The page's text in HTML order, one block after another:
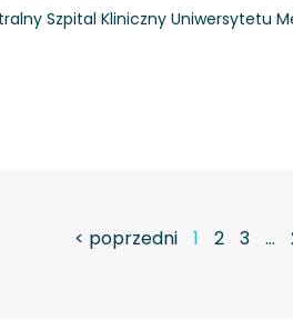
Szpital Kliniczny Uniwersytetu
< poprzedni 1 2 3 …